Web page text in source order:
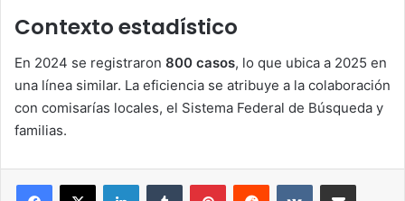
Contexto estadístico
En 2024 se registraron 800 casos, lo que ubica a 2025 en
una línea similar. La eficiencia se atribuye a la colaboración
con comisarías locales, el Sistema Federal de Búsqueda y
familias.